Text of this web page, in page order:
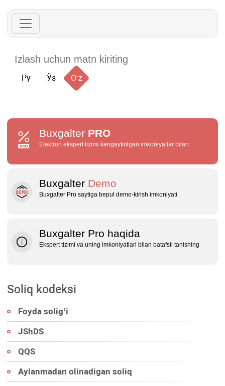
Ру Ўз Oʻz
Buxgalter PRO
Elektron ekspert tizimi kengaytirilgan imkoniyatlar bilan
Buxgalter Demo
Buxgalter Pro saytiga bepul demo‑kirish imkoniyati
Buxgalter Pro haqida
Ekspert tizimi va uning imkoniyatlari bilan batafsil tanishing
Soliq kodeksi
Foyda soligʻi
JShDS
QQS
Aylanmadan olinadigan soliq